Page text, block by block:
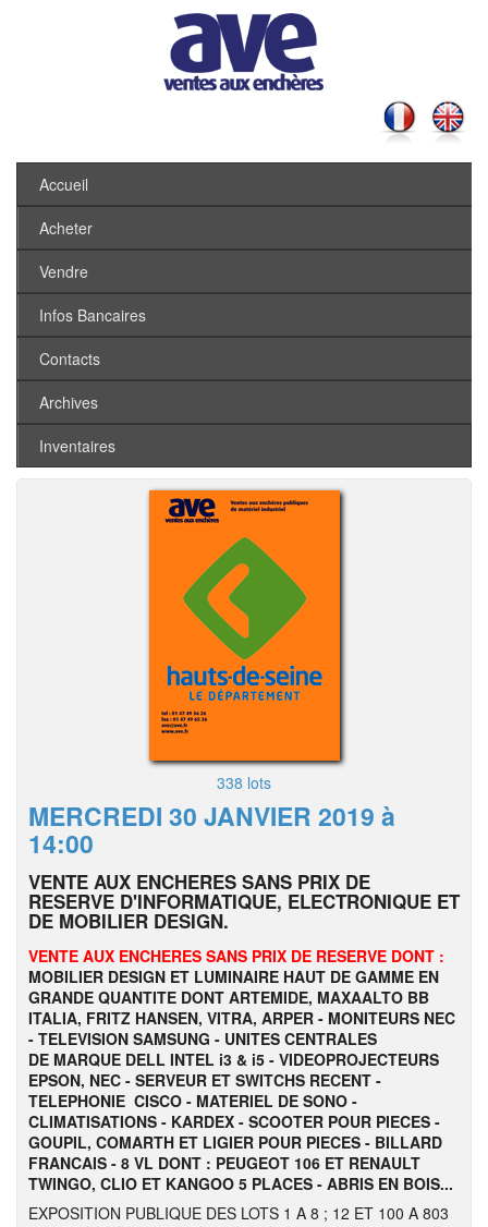
Accueil
Acheter
Vendre
Infos Bancaires
Contacts
Archives
Inventaires
338 lots
MERCREDI 30 JANVIER 2019 à
14:00
VENTE AUX ENCHERES SANS PRIX DE
RESERVE D'INFORMATIQUE, ELECTRONIQUE ET
DE MOBILIER DESIGN.
VENTE AUX ENCHERES SANS PRIX DE RESERVE DONT :
MOBILIER DESIGN ET LUMINAIRE HAUT DE GAMME EN
GRANDE QUANTITE DONT ARTEMIDE, MAXAALTO BB
ITALIA, FRITZ HANSEN, VITRA, ARPER - MONITEURS NEC
- TELEVISION SAMSUNG - UNITES CENTRALES
DE MARQUE DELL INTEL i3 & i5 - VIDEOPROJECTEURS
EPSON, NEC - SERVEUR ET SWITCHS RECENT -
TELEPHONIE CISCO - MATERIEL DE SONO -
CLIMATISATIONS - KARDEX - SCOOTER POUR PIECES -
GOUPIL, COMARTH ET LIGIER POUR PIECES - BILLARD
FRANCAIS - 8 VL DONT : PEUGEOT 106 ET RENAULT
TWINGO, CLIO ET KANGOO 5 PLACES - ABRIS EN BOIS...
EXPOSITION PUBLIQUE DES LOTS 1 A 8 ; 12 ET 100 A 803